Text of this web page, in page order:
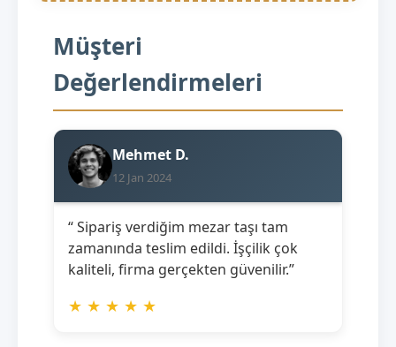
Müşteri
Değerlendirmeleri
Mehmet D.
12 Jan 2024
“ Sipariş verdiğim mezar taşı tam
zamanında teslim edildi. İşçilik çok
kaliteli, firma gerçekten güvenilir.”
★ ★ ★ ★ ★